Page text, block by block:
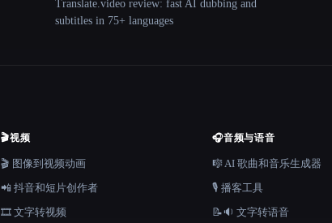
Translate.video review: fast AI dubbing and
subtitles in 75+ languages
🎬视频
🎬 图像到视频动画
📲 抖音和短片创作者
🎞️ 文字转视频
🎧音频与语音
🎼 AI 歌曲和音乐生成器
🎙️ 播客工具
📝🔉 文字转语音